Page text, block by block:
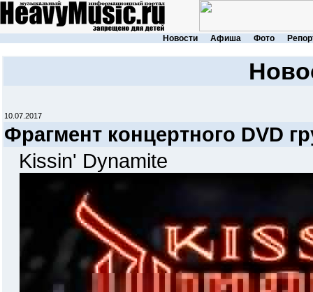
Новости Афиша Фото
10.07.2017
Фрагмент концертного DVD
Kissin' Dynamite